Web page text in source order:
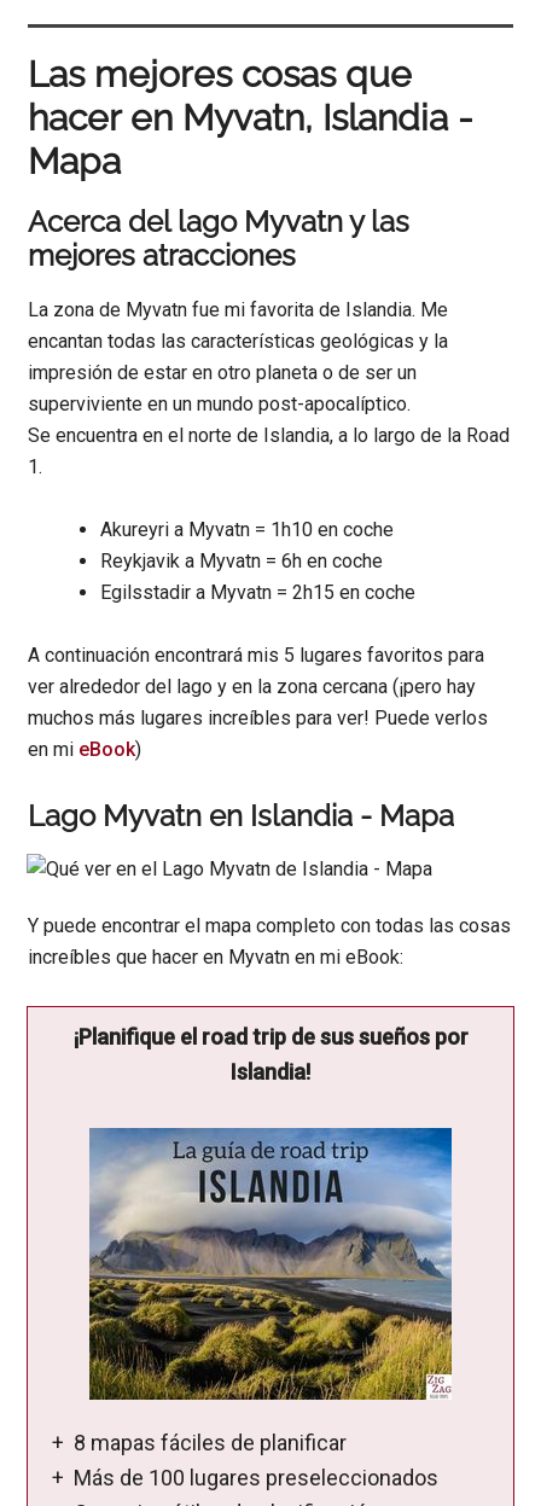
Las mejores cosas que
hacer en Myvatn, Islandia -
Mapa
Acerca del lago Myvatn y las
mejores atracciones
La zona de Myvatn fue mi favorita de Islandia. Me
encantan todas las características geológicas y la
impresión de estar en otro planeta o de ser un
superviviente en un mundo post-apocalíptico.
Se encuentra en el norte de Islandia, a lo largo de la Road
1.
Akureyri a Myvatn = 1h10 en coche
Reykjavik a Myvatn = 6h en coche
Egilsstadir a Myvatn = 2h15 en coche
A continuación encontrará mis 5 lugares favoritos para
ver alrededor del lago y en la zona cercana (¡pero hay
muchos más lugares increíbles para ver! Puede verlos
en mi eBook)
Lago Myvatn en Islandia - Mapa
Y puede encontrar el mapa completo con todas las cosas
increíbles que hacer en Myvatn en mi eBook:
¡Planifique el road trip de sus sueños por
Islandia!
+ 8 mapas fáciles de planificar
+ Más de 100 lugares preseleccionados